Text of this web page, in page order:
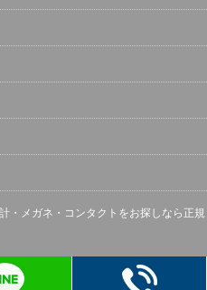
・メガネ・コンタクトをお探しなら正規